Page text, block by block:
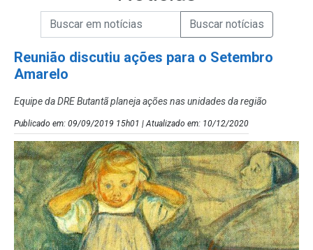
Campo de Busca de Notícias
Campo de Busca de informaçõesEnviar a Busca de Notícias
Reunião discutiu ações para o Setembro
Amarelo
Equipe da DRE Butantã planeja ações nas unidades da região
Publicado em: 09/09/2019 15h01 | Atualizado em: 10/12/2020